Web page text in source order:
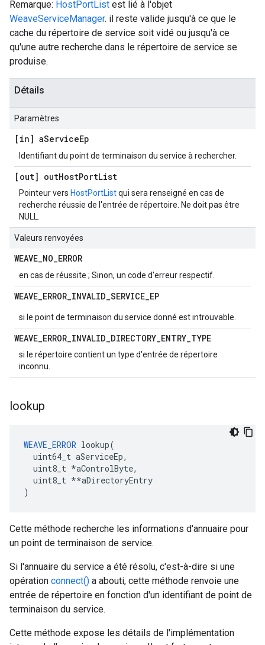
Remarque: HostPortList est lié à l'objet
WeaveServiceManager. il reste valide jusqu'à ce que le
cache du répertoire de service soit vidé ou jusqu'à ce
qu'une autre recherche dans le répertoire de service se
produise.
Détails
Paramètres
[in] aServiceEp
Identifiant du point de terminaison du service à rechercher.
[out] outHostPortList
Pointeur vers HostPortListqui sera renseigné en cas de
recherche réussie de l'entrée de répertoire. Ne doit pas être
NULL.
Valeurs renvoyées
WEAVE_NO_ERROR
en cas de réussite ; Sinon, un code d'erreur respectif.
WEAVE_ERROR_INVALID_SERVICE_EP
si le point de terminaison du service donné est introuvable.
WEAVE_ERROR_INVALID_DIRECTORY_ENTRY_TYPE
si le répertoire contient un type d'entrée de répertoire
inconnu.
lookup
WEAVE_ERROR lookup(
  uint64_t aServiceEp,
  uint8_t
*aControlByte,
  uint8_t *
*aDirectoryEntry
)
Cette méthode recherche les informations d'annuaire pour
un point de terminaison de service.
Si l'annuaire du service a été résolu, c'est-à-dire si une
opération connect() a abouti, cette méthode renvoie une
entrée de répertoire en fonction d'un identifiant de point de
terminaison du service.
Cette méthode expose les détails de l'implémentation